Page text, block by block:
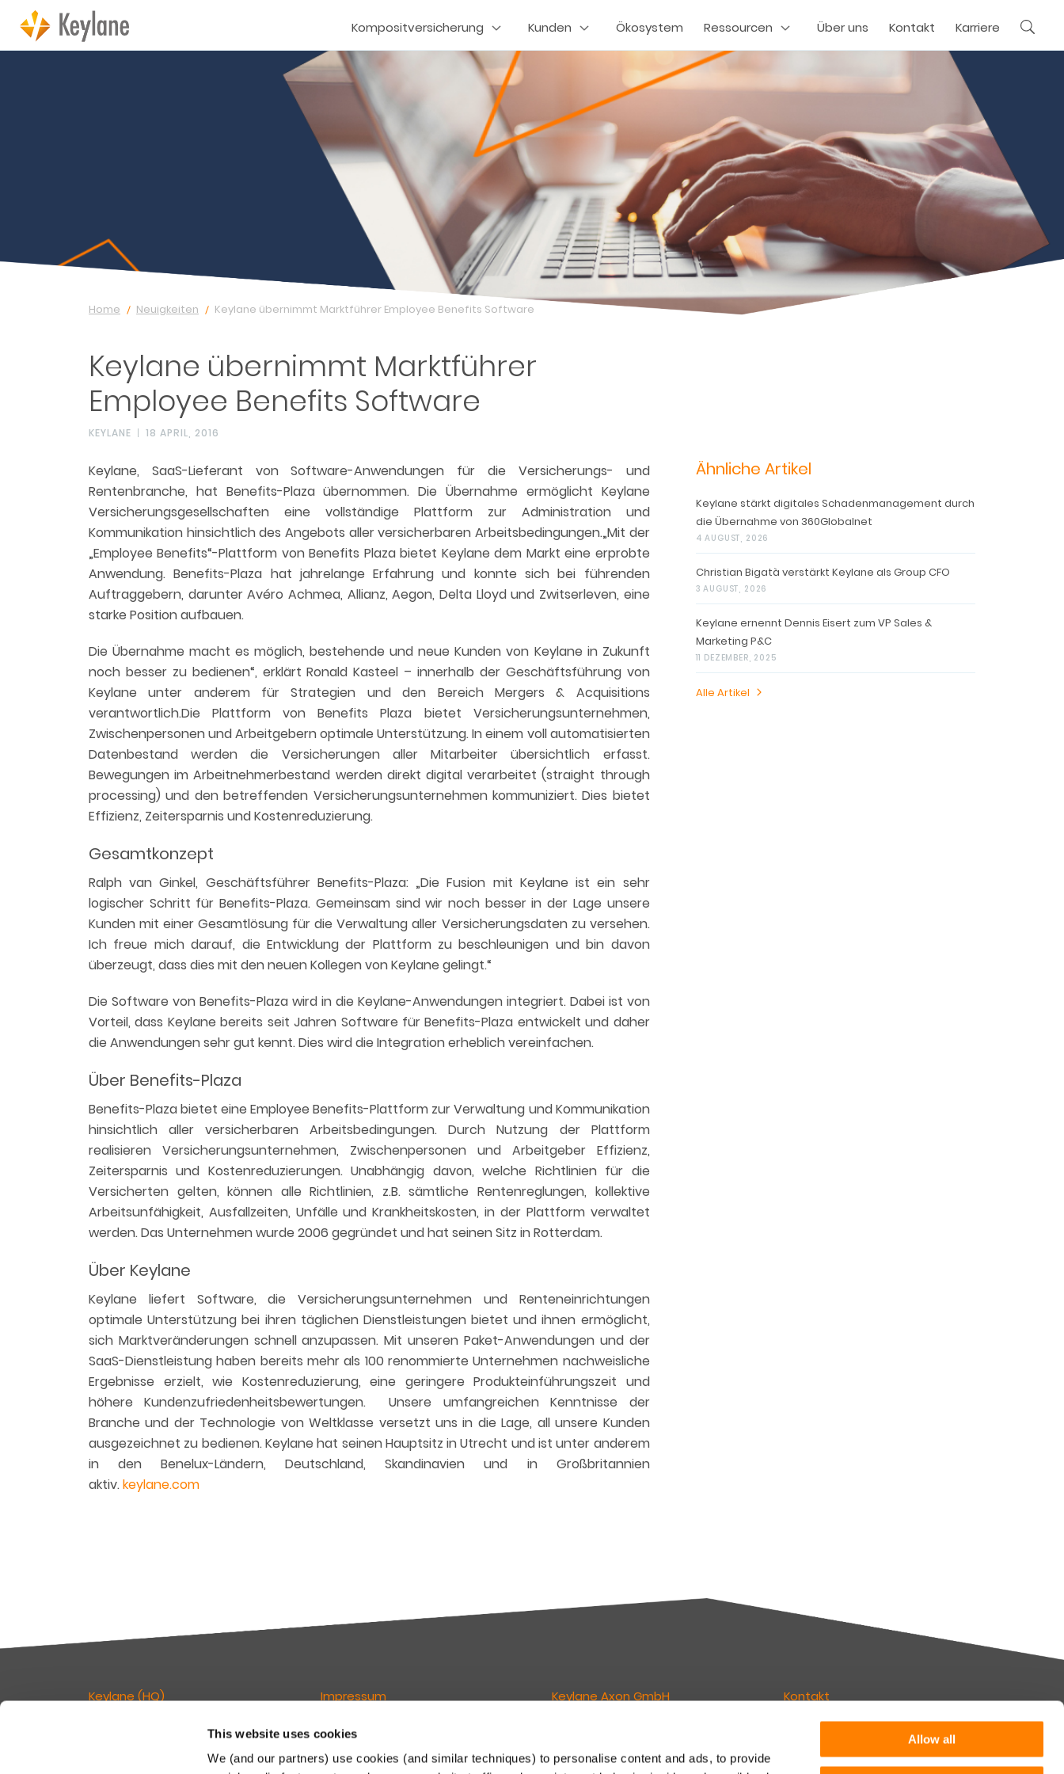
This website uses cookies
We (and our partners) use cookies (and similar techniques) to personalise content and ads, to provide
Allow all
Kompositversicherung Kunden Ökosystem Ressourcen Über uns Kontakt Karriere
Home Neuigkeiten Keylane übernimmt Marktführer Employee Benefits Software
Keylane übernimmt Marktführer
Employee Benefits Software
KEYLANE 18 APRIL, 2016
Keylane, SaaS-Lieferant von Software-Anwendungen für die Versicherungs- und
Rentenbranche, hat Benefits-Plaza übernommen. Die Übernahme ermöglicht Keylane
Versicherungsgesellschaften eine vollständige Plattform zur Administration und
Kommunikation hinsichtlich des Angebots aller versicherbaren Arbeitsbedingungen.„Mit der
„Employee Benefits“-Plattform von Benefits Plaza bietet Keylane dem Markt eine erprobte
Anwendung. Benefits-Plaza hat jahrelange Erfahrung und konnte sich bei führenden
Auftraggebern, darunter Avéro Achmea, Allianz, Aegon, Delta Lloyd und Zwitserleven, eine
starke Position aufbauen.
Die Übernahme macht es möglich, bestehende und neue Kunden von Keylane in Zukunft
noch besser zu bedienen“, erklärt Ronald Kasteel – innerhalb der Geschäftsführung von
Keylane unter anderem für Strategien und den Bereich Mergers & Acquisitions
verantwortlich.Die Plattform von Benefits Plaza bietet Versicherungsunternehmen,
Zwischenpersonen und Arbeitgebern optimale Unterstützung. In einem voll automatisierten
Datenbestand werden die Versicherungen aller Mitarbeiter übersichtlich erfasst.
Bewegungen im Arbeitnehmerbestand werden direkt digital verarbeitet (straight through
processing) und den betreffenden Versicherungsunternehmen kommuniziert. Dies bietet
Effizienz, Zeitersparnis und Kostenreduzierung.
Gesamtkonzept
Ralph van Ginkel, Geschäftsführer Benefits-Plaza: „Die Fusion mit Keylane ist ein sehr
logischer Schritt für Benefits-Plaza. Gemeinsam sind wir noch besser in der Lage unsere
Kunden mit einer Gesamtlösung für die Verwaltung aller Versicherungsdaten zu versehen.
Ich freue mich darauf, die Entwicklung der Plattform zu beschleunigen und bin davon
überzeugt, dass dies mit den neuen Kollegen von Keylane gelingt.“
Die Software von Benefits-Plaza wird in die Keylane-Anwendungen integriert. Dabei ist von
Vorteil, dass Keylane bereits seit Jahren Software für Benefits-Plaza entwickelt und daher
die Anwendungen sehr gut kennt. Dies wird die Integration erheblich vereinfachen.
Über Benefits-Plaza
Benefits-Plaza bietet eine Employee Benefits-Plattform zur Verwaltung und Kommunikation
hinsichtlich aller versicherbaren Arbeitsbedingungen. Durch Nutzung der Plattform
realisieren Versicherungsunternehmen, Zwischenpersonen und Arbeitgeber Effizienz,
Zeitersparnis und Kostenreduzierungen. Unabhängig davon, welche Richtlinien für die
Versicherten gelten, können alle Richtlinien, z.B. sämtliche Rentenreglungen, kollektive
Arbeitsunfähigkeit, Ausfallzeiten, Unfälle und Krankheitskosten, in der Plattform verwaltet
werden. Das Unternehmen wurde 2006 gegründet und hat seinen Sitz in Rotterdam.
Über Keylane
Keylane liefert Software, die Versicherungsunternehmen und Renteneinrichtungen
optimale Unterstützung bei ihren täglichen Dienstleistungen bietet und ihnen ermöglicht,
sich Marktveränderungen schnell anzupassen. Mit unseren Paket-Anwendungen und der
SaaS-Dienstleistung haben bereits mehr als 100 renommierte Unternehmen nachweisliche
Ergebnisse erzielt, wie Kostenreduzierung, eine geringere Produkteinführungszeit und
höhere Kundenzufriedenheitsbewertungen. Unsere umfangreichen Kenntnisse der
Branche und der Technologie von Weltklasse versetzt uns in die Lage, all unsere Kunden
ausgezeichnet zu bedienen. Keylane hat seinen Hauptsitz in Utrecht und ist unter anderem
in den Benelux-Ländern, Deutschland, Skandinavien und in Großbritannien
aktiv.keylane.com
Ähnliche Artikel
Keylane stärkt digitales Schadenmanagement durch
die Übernahme von 360Globalnet
4 AUGUST, 2026
Christian Bigatà verstärkt Keylane als Group CFO
3 AUGUST, 2026
Keylane ernennt Dennis Eisert zum VP Sales &
Marketing P&C
11 DEZEMBER, 2025
Alle Artikel
Keylane (HQ)
info.dach@keylane.com
Impressum
Verantwortlich für den Inhalt dieser
Seite:
Keylane Axon GmbH
Lukas van Grunsven
Philipp E. Lederer
Kontakt